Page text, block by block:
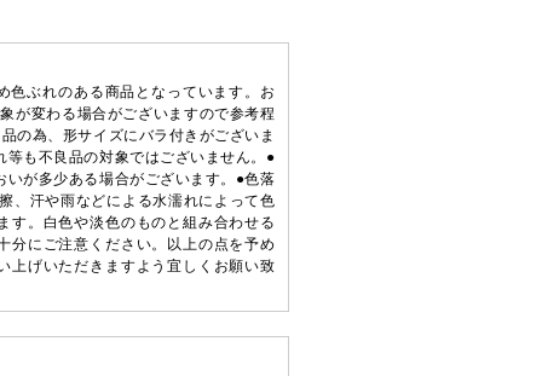
色ぶれのある商品となっています。お
が変わる場合がございますので参考程
の為、形サイズにバラ付きがございま
等も不良品の対象ではございません。●
いが多少ある場合がございます。●色落
、汗や雨などによる水濡れによって色
す。白色や淡色のものと組み合わせる
分にご注意ください。以上の点を予め
上げいただきますよう宜しくお願い致